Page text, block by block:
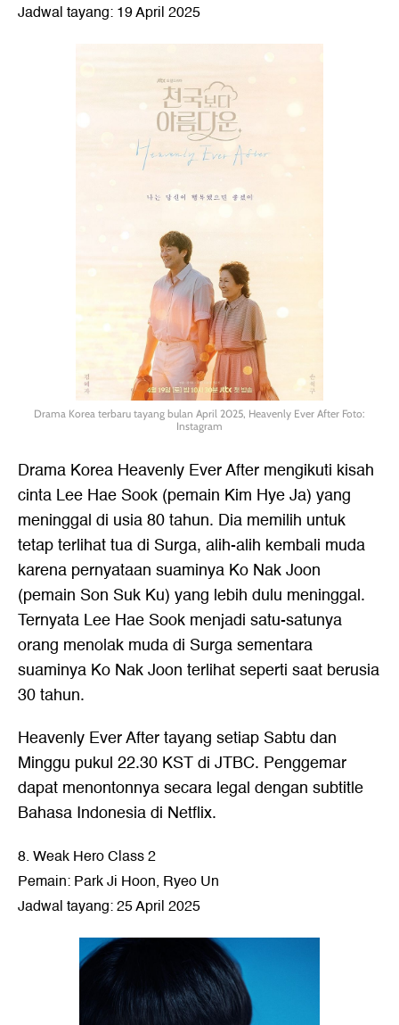
Jadwal tayang: 19 April 2025
Drama Korea terbaru tayang bulan April 2025, Heavenly Ever After Foto:
Instagram
Drama Korea Heavenly Ever After mengikuti kisah
cinta Lee Hae Sook (pemain Kim Hye Ja) yang
meninggal di usia 80 tahun. Dia memilih untuk
tetap terlihat tua di Surga, alih-alih kembali muda
karena pernyataan suaminya Ko Nak Joon
(pemain Son Suk Ku) yang lebih dulu meninggal.
Ternyata Lee Hae Sook menjadi satu-satunya
orang menolak muda di Surga sementara
suaminya Ko Nak Joon terlihat seperti saat berusia
30 tahun.
Heavenly Ever After tayang setiap Sabtu dan
Minggu pukul 22.30 KST di JTBC. Penggemar
dapat menontonnya secara legal dengan subtitle
Bahasa Indonesia di Netflix.
8. Weak Hero Class 2
Pemain: Park Ji Hoon, Ryeo Un
Jadwal tayang: 25 April 2025